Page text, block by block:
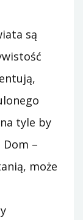
są
tyle by
–
może